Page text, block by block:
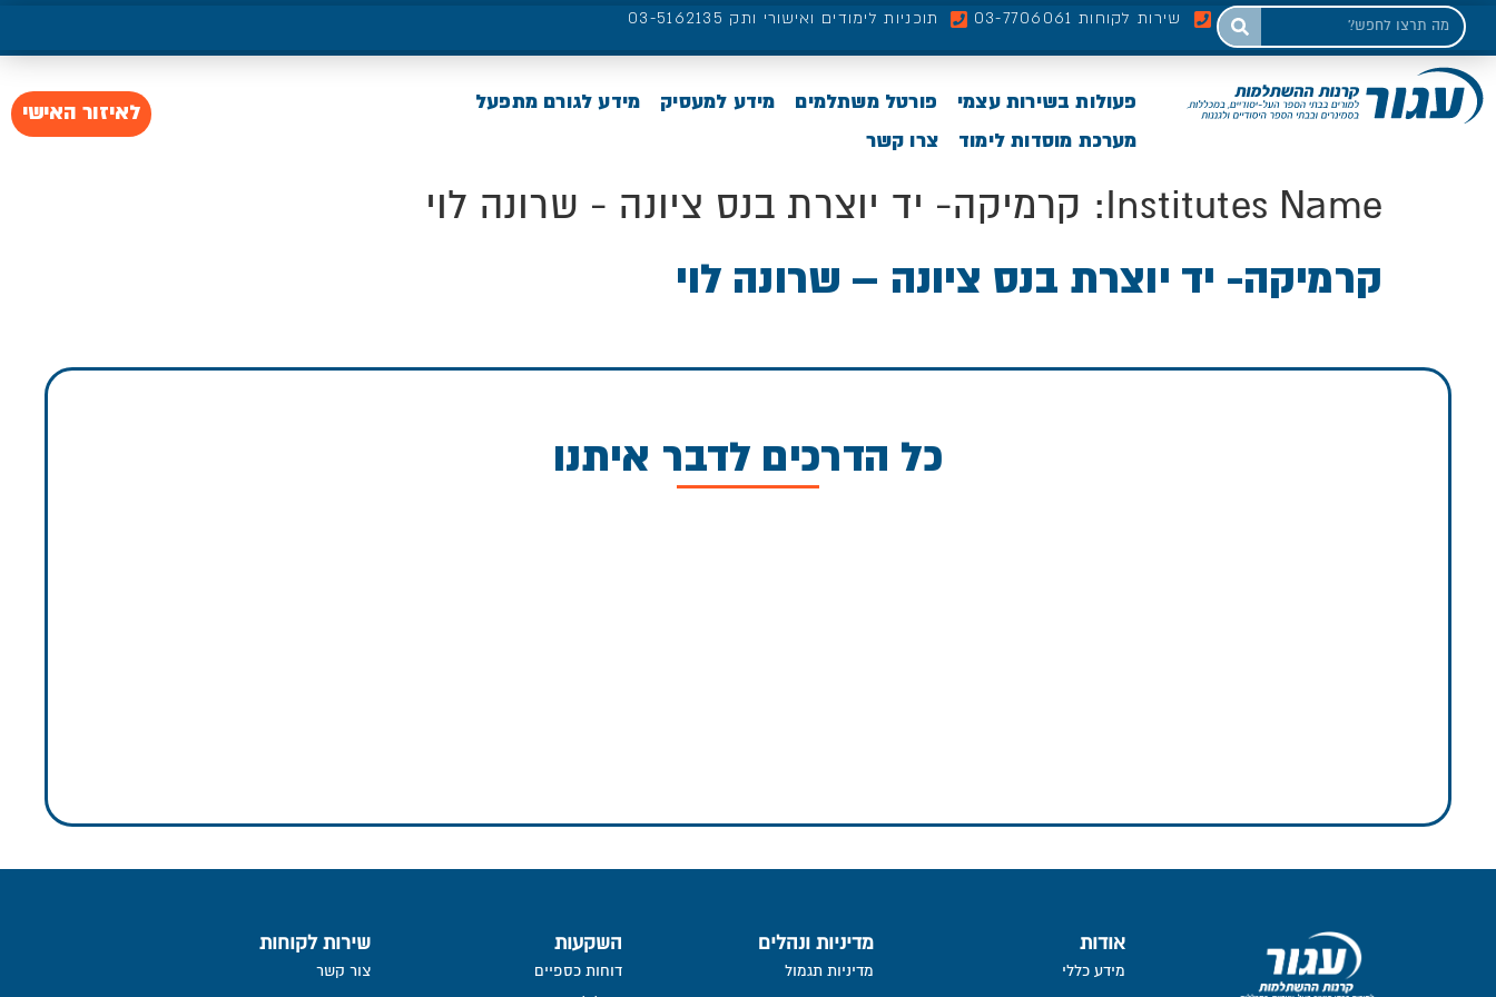
שירות לקוחות 03-7706061 תוכניות לימודים ואישורי ותק 03-5162135
פעולות בשירות עצמי פורטל משתלמים מידע למעסיק
מידע לגורם מתפעל
מערכת מוסדות לימוד
צרו קשר
לאיזור האישי
Institutes Name: קרמיקה- יד יוצרת בנס ציונה - שרונה לוי
קרמיקה- יד יוצרת בנס ציונה – שרונה לוי
כל הדרכים לדבר איתנו
אודות
מידע כללי
מדיניות ונהלים
מדיניות תגמול
השקעות
דוחות כספיים
שירות לקוחות
צור קשר